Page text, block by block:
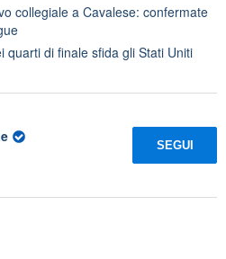
collegiale a Cavalese: confermate
quarti di finale sfida gli Stati Uniti
SEGUI